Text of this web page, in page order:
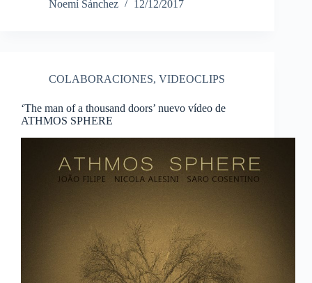
Noemí Sánchez 12/12/2017
COLABORACIONES, VIDEOCLIPS
‘The man of a thousand doors’ nuevo vídeo de
ATHMOS SPHERE